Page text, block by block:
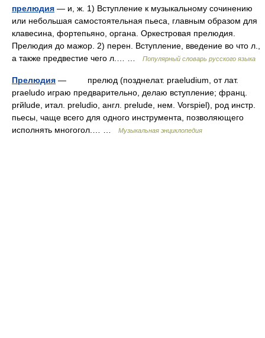
прелюдия — и, ж. 1) Вступление к музыкальному сочинению
или небольшая самостоятельная пьеса, главным образом для
клавесина, фортепьяно, органа. Оркестровая прелюдия.
Прелюдия до мажор. 2) перен. Вступление, введение во что л.,
а также предвестие чего л.… …
Популярный словарь русского языка
Прелюдия — прелюд (позднелат. praeludium, от лат.
praeludo играю предварительно, делаю вступление; франц.
prйlude, итал. preludio, англ. prelude, нем. Vorspiel), род инстр.
пьесы, чаще всего для одного инструмента, позволяющего
исполнять многогол.… …
Музыкальная энциклопедия